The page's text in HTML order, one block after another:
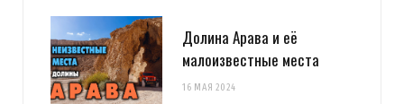
Долина Арава и её
малоизвестные места
16 МАЯ 2024